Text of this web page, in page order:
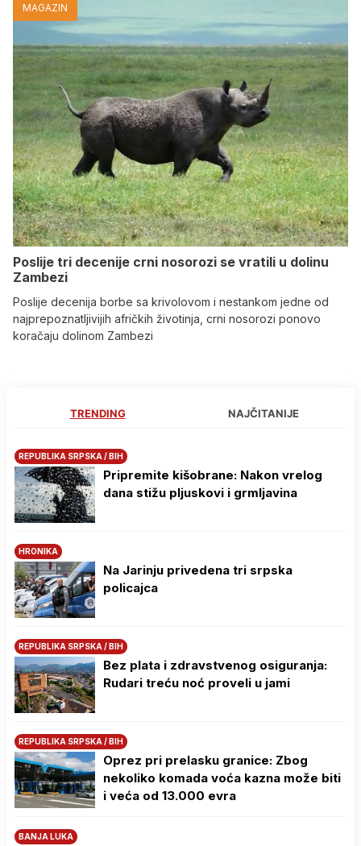
MAGAZIN
Poslije tri decenije crni nosorozi se vratili u dolinu
Zambezi
Poslije decenija borbe sa krivolovom i nestankom jedne od
najprepoznatljivijih afričkih životinja, crni nosorozi ponovo
koračaju dolinom Zambezi
TRENDING NAJČITANIJE
REPUBLIKA SRPSKA / BIH
Pripremite kišobrane: Nakon vrelog
dana stižu pljuskovi i grmljavina
HRONIKA
Na Јarinju privedena tri srpska
policajca
REPUBLIKA SRPSKA / BIH
Bez plata i zdravstvenog osiguranja:
Rudari treću noć proveli u jami
REPUBLIKA SRPSKA / BIH
Oprez pri prelasku granice: Zbog
nekoliko komada voća kazna može biti
i veća od 13.000 evra
BANJA LUKA